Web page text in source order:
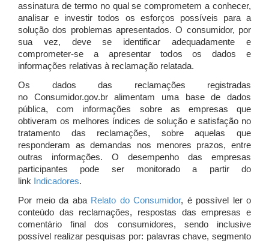
assinatura de termo no qual se comprometem a conhecer,
analisar e investir todos os esforços possíveis para a
solução dos problemas apresentados. O consumidor, por
sua vez, deve se identificar adequadamente e
comprometer-se a apresentar todos os dados e
informações relativas à reclamação relatada.
Os dados das reclamações registradas
no Consumidor.gov.br alimentam uma base de dados
pública, com informações sobre as empresas que
obtiveram os melhores índices de solução e satisfação no
tratamento das reclamações, sobre aquelas que
responderam as demandas nos menores prazos, entre
outras informações. O desempenho das empresas
participantes pode ser monitorado a partir do
link Indicadores.
Por meio da aba Relato do Consumidor, é possível ler o
conteúdo das reclamações, respostas das empresas e
comentário final dos consumidores, sendo inclusive
possível realizar pesquisas por: palavras chave, segmento